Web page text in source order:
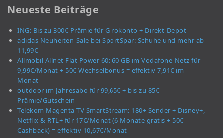
Neueste Beiträge
ING: Bis zu 300€ Prämie für Girokonto + Direkt-Depot
adidas Neuheiten-Sale bei SportSpar: Schuhe und mehr ab
11,99€
Allmobil Allnet Flat Power 60: 60 GB im Vodafone-Netz für
9,99€/Monat + 50€ Wechselbonus = effektiv 7,91€ im
Monat
outdoor im Jahresabo für 99,65€ + bis zu 85€
Prämie/Gutschein
Telekom Magenta TV SmartStream: 180+ Sender + Disney+,
Netflix & RTL+ für 17€/Monat (6 Monate gratis + 50€
Cashback) = effektiv 10,67€/Monat